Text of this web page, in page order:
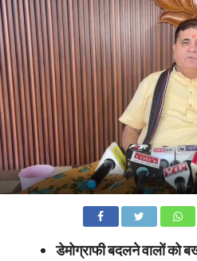
डेमोग्राफी बदलने वालों को